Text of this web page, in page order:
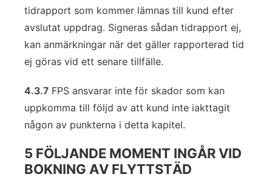
tidrapport som kommer lämnas till kund efter
avslutat uppdrag. Signeras sådan tidrapport ej,
kan anmärkningar när det gäller rapporterad tid
ej göras vid ett senare tillfälle.
4.3.7 FPS ansvarar inte för skador som kan
uppkomma till följd av att kund inte iakttagit
någon av punkterna i detta kapitel.
5 FÖLJANDE MOMENT INGÅR VID
BOKNING AV FLYTTSTÄD